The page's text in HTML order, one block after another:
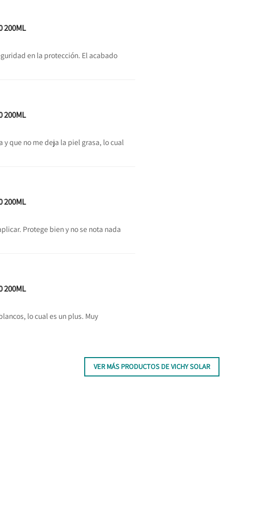
200ML
en la protección. El acabado
200ML
y que no me deja la piel grasa, lo cual
200ML
Protege bien y no se nota nada
200ML
lo cual es un plus. Muy
VER MÁS PRODUCTOS DE VICHY SOLAR